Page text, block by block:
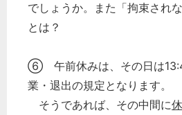
でしょうか。また「拘束され
とは？
⑥ 午前休みは、その日は
業・退出の規定となります。
そうであれば、その中間に